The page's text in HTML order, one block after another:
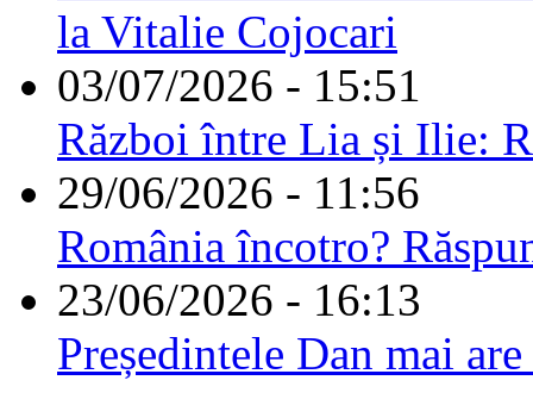
la Vitalie Cojocari
03/07/2026 - 15:51
Război între Lia și Ilie:
29/06/2026 - 11:56
România încotro?
23/06/2026 - 16:13
Președintele Dan mai